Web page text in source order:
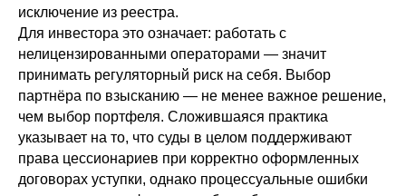
исключение из реестра.
Для инвестора это означает: работать с
нелицензированными операторами — значит
принимать регуляторный риск на себя. Выбор
партнёра по взысканию — не менее важное решение,
чем выбор портфеля. Сложившаяся практика
указывает на то, что суды в целом поддерживают
права цессионариев при корректно оформленных
договорах уступки, однако процессуальные ошибки